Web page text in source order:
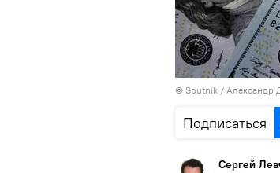
© Sputnik / Александр
Подписаться
Сергей